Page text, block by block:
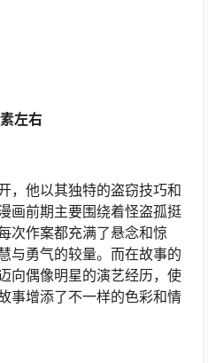
左右
，他以其独特的盗窃技巧和
画前期主要围绕着怪盗孤挺
次作案都充满了悬念和惊
与勇气的较量。而在故事的
向偶像明星的演艺经历，使
事增添了不一样的色彩和情